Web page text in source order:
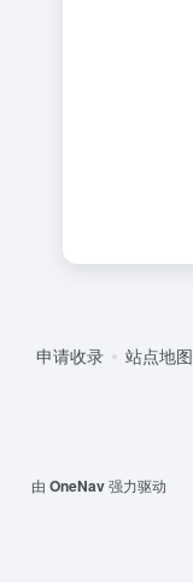
申请收录 站点地图
由 OneNav强力驱动